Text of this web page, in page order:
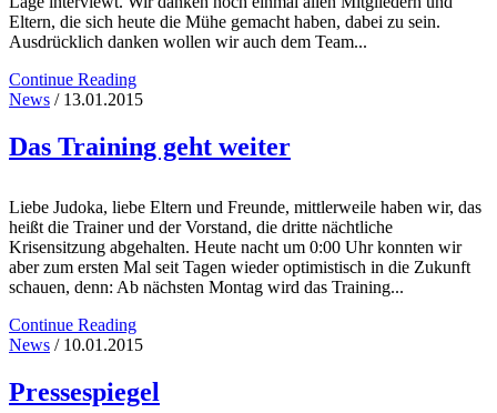
Eltern, die sich heute die Mühe gemacht haben, dabei zu sein.
Ausdrücklich danken wollen wir auch dem Team...
Continue Reading
News / 13.01.2015
Das Training geht weiter
Liebe Judoka, liebe Eltern und Freunde, mittlerweile haben wir, das
heißt die Trainer und der Vorstand, die dritte nächtliche
Krisensitzung abgehalten. Heute nacht um 0:00 Uhr konnten wir
aber zum ersten Mal seit Tagen wieder optimistisch in die Zukunft
schauen, denn: Ab nächsten Montag wird das Training...
Continue Reading
News / 10.01.2015
Pressespiegel